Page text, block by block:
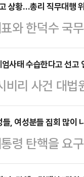
잘 아는데, 이
라도 제가 당
세를 타고 있
여당은 대패
괴적 독선-충
상황…총리 직무대행
와 한덕수 국
통령에게 권
기되고 있다.
부 특별수사
수 있다"고
표결을 앞두
상황이 발생
엄사태 수습한다고 선
비리 사건 대
이유로 선고
자신의 선고를
건 상고심에
고 설명했다.
, 여성분들 집회 많이
령 탄핵을 요
2~30대 남성